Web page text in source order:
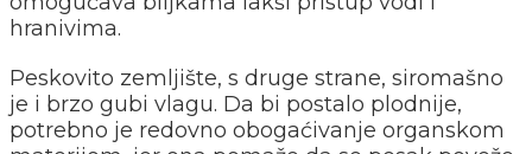
hranivima.
Peskovito zemljište, s druge strane, siromašno
je i brzo gubi vlagu. Da bi postalo plodnije,
potrebno je redovno obogaćivanje organskom